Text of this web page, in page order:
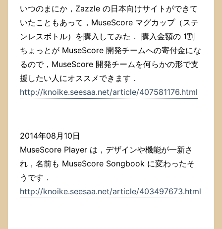
いつのまにか，Zazzle の日本向けサイトができて
いたこともあって，MuseScore マグカップ（ステ
ンレスボトル）を購入してみた． 購入金額の 1割
ちょっとが MuseScore 開発チームへの寄付金にな
るので，MuseScore 開発チームを何らかの形で支
援したい人にオススメできます．
http://knoike.seesaa.net/article/407581176.html
2014年08月10日
MuseScore Player は，デザインや機能が一新さ
れ，名前も MuseScore Songbook に変わったそ
うです．
http://knoike.seesaa.net/article/403497673.html